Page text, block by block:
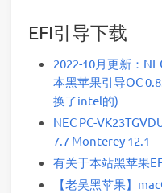
EFI引导下载
2022-10月更新：
本黑苹果引导OC
换了intel的)
NEC PC-
7.7 Monterey 12.1
有关于本站黑苹果
【老吴黑苹果】